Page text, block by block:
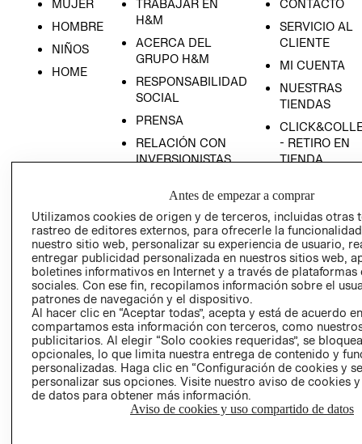
MUJER
HOMBRE
NIÑOS
HOME
TRABAJAR EN
H&M
ACERCA DEL
GRUPO H&M
RESPONSABILIDAD
SOCIAL
PRENSA
RELACIÓN CON
INVERSIONISTAS
EMPRESARIAL
CONTACTO
SERVICIO AL
CLIENTE
MI CUENTA
NUESTRAS
TIENDAS
- RETIRO EN
TIENDA
CONDICIONES
AVISO DE
PRIVACIDAD
GIFT CARD
AVISO DE
Antes de empezar a comprar
Utilizamos cookies de origen y de terceros, incluidas otras
rastreo de editores externos, para ofrecerle la
nuestro sitio web, personalizar su experiencia de usuario,
entregar publicidad personalizada en nuestros sitios web,
boletines informativos en Internet y a través de plataformas
sociales. Con ese fin, recopilamos información sobre el
patrones de navegación y el dispositivo.
Al hacer clic en “Aceptar todas”, acepta y está de acuerdo
compartamos esta información con terceros, como
publicitarios. Al elegir “Solo cookies requeridas”, se
opcionales, lo que limita nuestra entrega de contenido y
personalizadas. Haga clic en “Configuración de cookies y
personalizar sus opciones. Visite nuestro aviso de cookies
de datos para obtener más información.
Aviso de cookies y uso compartido de datos